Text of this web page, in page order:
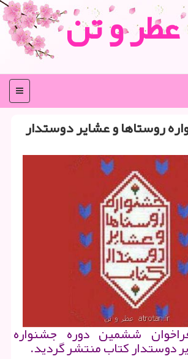
عطر و تن
منو
روستاها و عشایر دوستدار
ششمین دوره جشنواره
دوستدار كتاب منتشر گردید.